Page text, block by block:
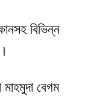
বিভিন্ন
মাহমুদা বেগম